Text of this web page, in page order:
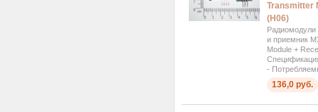
Transmitter
(H06)
Радиомодули
и приемник
Module +
-
136,0 руб.